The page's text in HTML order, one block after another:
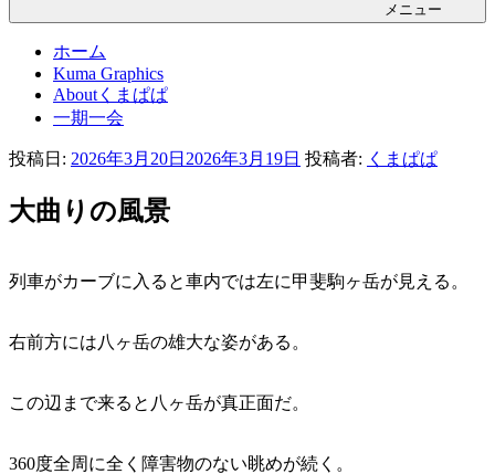
メニュー
ホーム
Kuma Graphics
Aboutくまぱぱ
一期一会
投稿日: 2026年3月20日 2026年3月19日 投稿者: くまぱぱ
大曲りの風景
列車がカーブに入ると車内では左に甲斐駒ヶ岳が見える。
右前方には八ヶ岳の雄大な姿がある。
この辺まで来ると八ヶ岳が真正面だ。
360度全周に全く障害物のない眺めが続く。